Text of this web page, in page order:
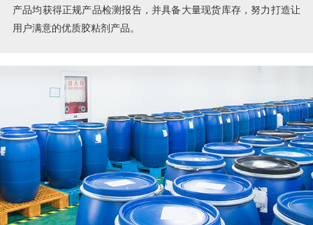
产品均获得正规产品检测报告，并具备大量现货库存，努力打造让
用户满意的优质胶粘剂产品。